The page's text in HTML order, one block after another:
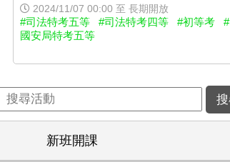
2024/11/07 00:00 至 長期開放
#司法特考五等 #司法特考四等 #初等考
#
國安局特考五等
新班開課